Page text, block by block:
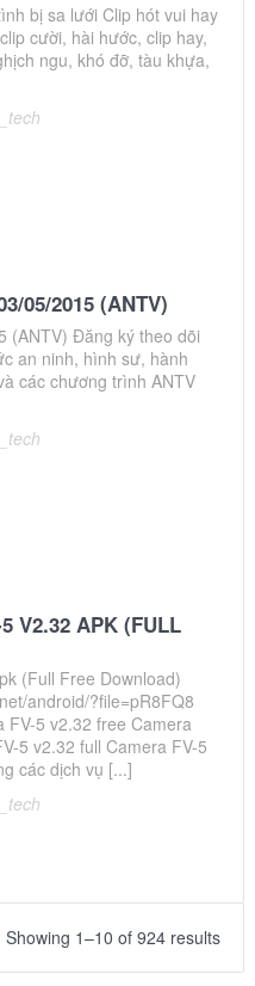
bị sa lưới Clip hót vui hay
cười, hài hước, clip hay,
ngu, khó đỡ, tàu khựa,
05/2015 (ANTV)
(ANTV) Đăng ký theo dõi
an ninh, hình sư, hành
các chương trình ANTV
V2.32 APK (FULL
(Full Free Download)
android/?file=pR8FQ8
FV-5 v2.32 free Camera
5 v2.32 full Camera FV-5
các dịch vụ [...]
Showing 1–10 of 924 results